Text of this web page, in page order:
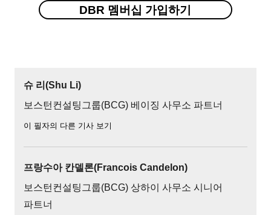
DBR 멤버십 가입하기
슈 리(Shu Li)
보스턴컨설팅그룹(BCG) 베이징 사무소 파트너
이 필자의 다른 기사 보기
프랑수아 칸델론(Francois Candelon)
보스턴컨설팅그룹(BCG) 상하이 사무소 시니어
파트너